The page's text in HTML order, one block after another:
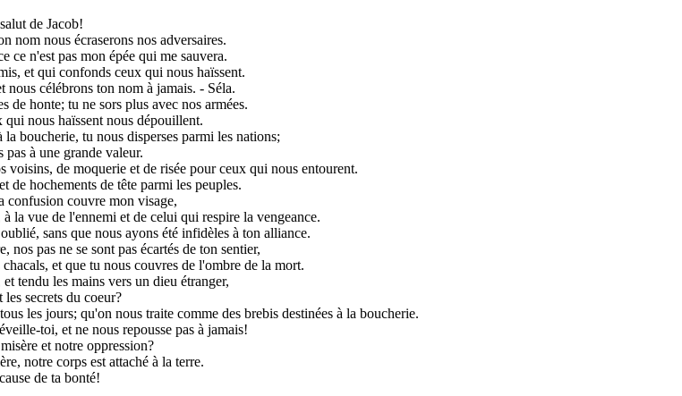
de Jacob!
nom nous écraserons nos adversaires.
ce n'est pas mon épée qui me sauvera.
et qui confonds ceux qui nous haïssent.
célébrons ton nom à jamais. - Séla.
de honte; tu ne sors plus avec nos armées.
nous haïssent nous dépouillent.
boucherie, tu nous disperses parmi les nations;
à une grande valeur.
de moquerie et de risée pour ceux qui nous entourent.
de hochements de tête parmi les peuples.
confusion couvre mon visage,
la vue de l'ennemi et de celui qui respire la vengeance.
sans que nous ayons été infidèles à ton alliance.
pas ne se sont pas écartés de ton sentier,
et que tu nous couvres de l'ombre de la mort.
tendu les mains vers un dieu étranger,
secrets du coeur?
les jours; qu'on nous traite comme des brebis destinées à la boucherie.
toi, et ne nous repousse pas à jamais!
et notre oppression?
notre corps est attaché à la terre.
de ta bonté!